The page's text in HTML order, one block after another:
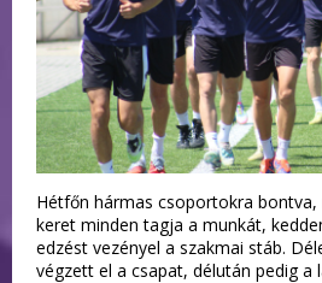
Hétfőn hármas csoportokra bontva,
keret minden tagja a munkát,
edzést vezényel a szakmai stáb.
végzett el a csapat, délután pedig a